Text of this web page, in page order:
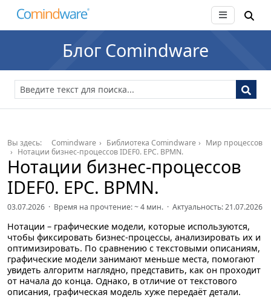
Блог Comindware
Вы здесь: Comindware Библиотека Comindware
Мир процессов
Нотации бизнес-процессов IDEF0. EPC. BPMN.
Нотации бизнес-процессов
IDEF0. EPC. BPMN.
03.07.2026 · Время на прочтение: ~4 мин. · Актуальность: 21.07.2026
Нотации – графические модели, которые используются,
чтобы фиксировать бизнес-процессы, анализировать их и
оптимизировать. По сравнению с текстовыми описаниям,
графические модели занимают меньше места, помогают
увидеть алгоритм наглядно, представить, как он проходит
от начала до конца. Однако, в отличие от текстового
описания, графическая модель хуже передаёт детали.